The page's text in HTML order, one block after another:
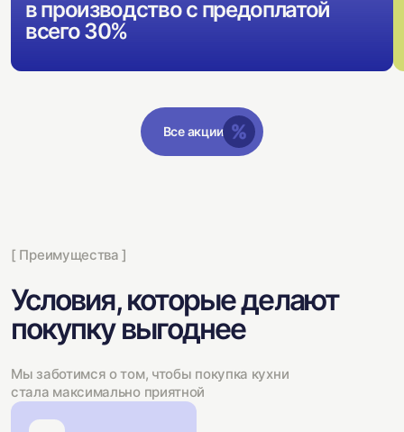
в производство с предоплатой
всего 30%
Все акции
[ Преимущества ]
Условия, которые делают
покупку выгоднее
Мы заботимся о том, чтобы покупка кухни
стала максимально приятной